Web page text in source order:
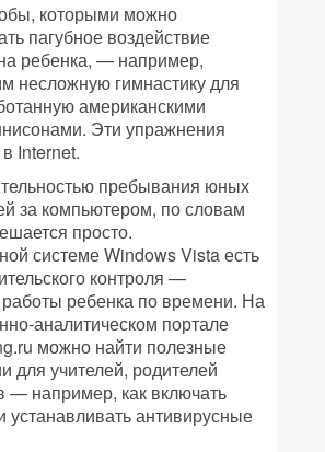
которыми можно
пагубное воздействие
ребенка, — например,
несложную гимнастику для
американскими
Эти упражнения
Internet.
пребывания юных
за компьютером, по словам
просто.
системе Windows Vista есть
контроля —
ребенка по времени. На
аналитическом портале
можно найти полезные
для учителей, родителей
— например, как включать
устанавливать антивирусные